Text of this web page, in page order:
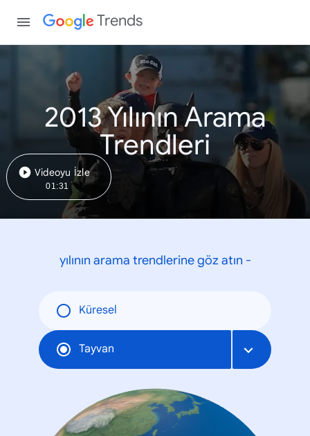
Trends
2013 Yılının Arama
Trendleri
Videoyu İzle
01:31
yılının arama trendlerine göz atın -
Küresel
Tayvan